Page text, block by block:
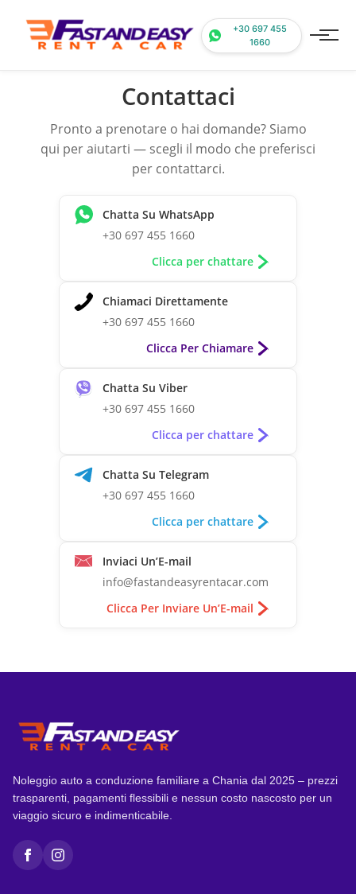
+30 697 455
1660
Contattaci
Pronto a prenotare o hai domande? Siamo
qui per aiutarti — scegli il modo che preferisci
per contattarci.
Chatta Su WhatsApp
+30 697 455 1660
Clicca per chattare
Chiamaci Direttamente
+30 697 455 1660
Clicca Per Chiamare
Chatta Su Viber
+30 697 455 1660
Clicca per chattare
Chatta Su Telegram
+30 697 455 1660
Clicca per chattare
Inviaci Un’E-mail
info@fastandeasyrentacar.com
Clicca Per Inviare Un’E-mail
Noleggio auto a conduzione familiare a Chania dal 2025 – prezzi
trasparenti, pagamenti flessibili e nessun costo nascosto per un
viaggio sicuro e indimenticabile.
FacebookInstagram